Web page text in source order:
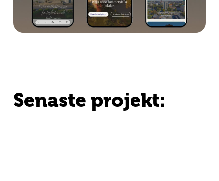
Senaste projekt: